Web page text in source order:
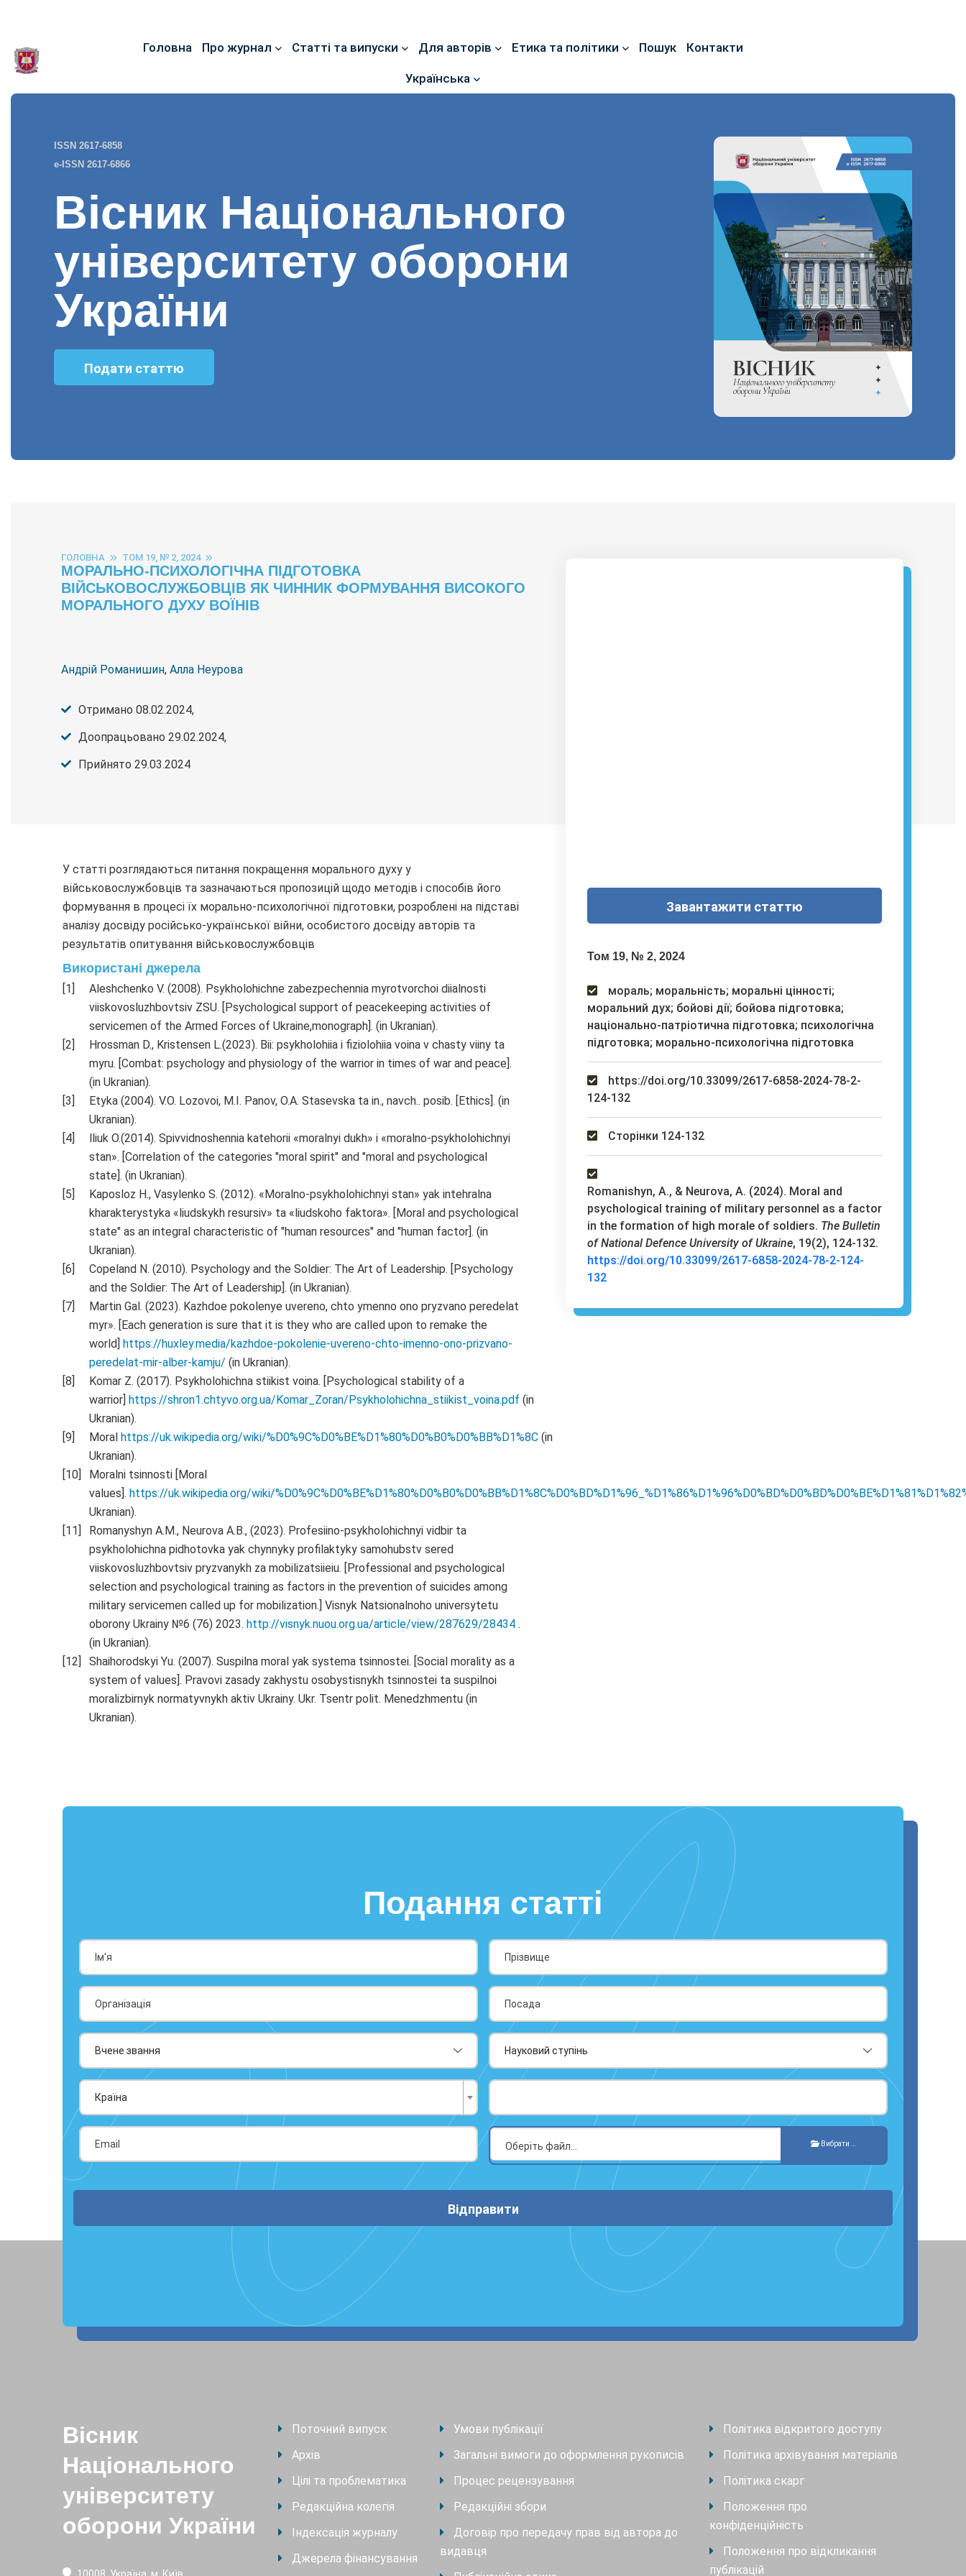
Головна Про журнал Статті та випуски Для авторів Етика та політики Пошук Контакти
Українська
ISSN 2617-6858
e-ISSN 2617-6866
Вісник Національного
університету оборони
України
Подати статтю
ГОЛОВНА ТОМ 19, № 2, 2024
МОРАЛЬНО-ПСИХОЛОГІЧНА ПІДГОТОВКА
ВІЙСЬКОВОСЛУЖБОВЦІВ ЯК ЧИННИК ФОРМУВАННЯ ВИСОКОГО
МОРАЛЬНОГО ДУХУ ВОЇНІВ
Андрій Романишин, Алла Неурова
Отримано 08.02.2024,
Доопрацьовано 29.02.2024,
Прийнято 29.03.2024
У статті розглядаються питання покращення морального духу у
військовослужбовців та зазначаються пропозицій щодо методів і способів його
формування в процесі їх морально-психологічної підготовки, розроблені на підставі
аналізу досвіду російсько-української війни, особистого досвіду авторів та
результатів опитування військовослужбовців
Використані джерела
Aleshchenko V. (2008). Psykholohichne zabezpechennia myrotvorchoi diialnosti
viiskovosluzhbovtsiv ZSU. [Psychological support of peacekeeping activities of
servicemen of the Armed Forces of Ukraine,monograph]. (in Ukranian).
Hrossman D., Kristensen L.(2023). Bii: psykholohiia i fiziolohiia voina v chasty viiny ta
myru. [Combat: psychology and physiology of the warrior in times of war and peace].
(in Ukranian).
Etyka (2004). V.O. Lozovoi, M.I. Panov, O.A. Stasevska ta in., navch.. posib. [Ethics]. (in
Ukranian).
lliuk O.(2014). Spivvidnoshennia katehorii «moralnyi dukh» i «moralno-psykholohichnyi
stan». [Correlation of the categories "moral spirit" and "moral and psychological
state]. (in Ukranian).
Kaposloz H., Vasylenko S. (2012). «Moralno-psykholohichnyi stan» yak intehralna
kharakterystyka «liudskykh resursiv» ta «liudskoho faktora». [Moral and psychological
state" as an integral characteristic of "human resources" and "human factor]. (in
Ukranian).
Copeland N. (2010). Psychology and the Soldier: The Art of Leadership. [Psychology
and the Soldier: The Art of Leadership]. (in Ukranian).
Martin Gal. (2023). Kazhdoe pokolenye uvereno, chto ymenno ono pryzvano peredelat
myr». [Each generation is sure that it is they who are called upon to remake the
world]
https://huxley.media/kazhdoe-pokolenie-uvereno-chto-imenno-ono-prizvano-
peredelat-mir-alber-kamju/ (in Ukranian).
Komar Z. (2017). Psykholohichna stiikist voina. [Psychological stability of a
warrior] https://shron1.chtyvo.org.ua/Komar_Zoran/Psykholohichna_stiikist_voina.pdf (in
Ukranian).
Moral https://uk.wikipedia.org/wiki/%D0%9C%D0%BE%D1%80%D0%B0%D0%BB%D1%8C (in
Ukranian).
Moralni tsinnosti [Moral
values]. https://uk.wikipedia.org/wiki/
Ukranian).
Romanyshyn A.M., Neurova A.B., (2023). Profesiino-psykholohichnyi vidbir ta
psykholohichna pidhotovka yak chynnyky profilaktyky samohubstv sered
viiskovosluzhbovtsiv pryzvanykh za mobilizatsiieiu. [Professional and psychological
selection and psychological training as factors in the prevention of suicides among
military servicemen called up for mobilization.] Visnyk Natsionalnoho universytetu
oborony Ukrainy №6 (76) 2023. http://visnyk.nuou.org.ua/article/view/287629/28434 .
(in Ukranian).
Shaihorodskyi Yu. (2007). Suspilna moral yak systema tsinnostei. [Social morality as a
system of values]. Pravovi zasady zakhystu osobystisnykh tsinnostei ta suspilnoi
moralizbirnyk normatyvnykh aktiv Ukrainy. Ukr. Tsentr polit. Menedzhmentu (in
Ukranian).
Завантажити статтю
Том 19, № 2, 2024
мораль; моральність; моральні цінності;
моральний дух; бойові дії; бойова підготовка;
національно-патріотична підготовка; психологічна
підготовка; морально-психологічна підготовка
https://doi.org/10.33099/2617-6858-2024-78-2-
124-132
Сторінки 124-132
Romanishyn, A., & Neurova, A. (2024). Moral and
psychological training of military personnel as a factor
in the formation of high morale of soldiers. The Bulletin
of National Defence University of Ukraine, 19(2), 124-132.
https://doi.org/10.33099/2617-6858-2024-78-2-124-
132
Подання статті
Країна
Вибрати …
Відправити
Вісник
Національного
університету
оборони України
Поточний випуск
Архів
Цілі та проблематика
Редакційна колегія
Індексація журналу
Джерела фінансування
Умови публікації
Загальні вимоги до оформлення рукописів
Процес рецензування
Редакційні збори
Договір про передачу прав від автора до
видавця
Політика відкритого доступу
Політика архівування матеріалів
Політика скарг
Положення про
конфіденційність
Положення про відкликання
публікацій